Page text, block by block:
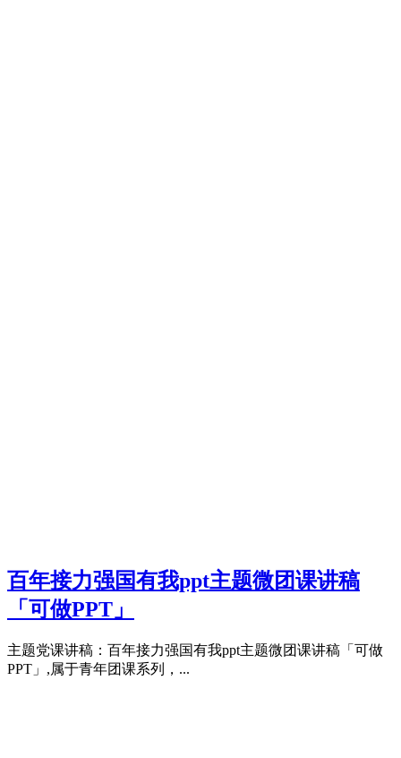
百年接力强国有我ppt主题微团课讲稿
「可做PPT」
主题党课讲稿：百年接力强国有我ppt主题微团课讲稿「可做
PPT」,属于青年团课系列，...